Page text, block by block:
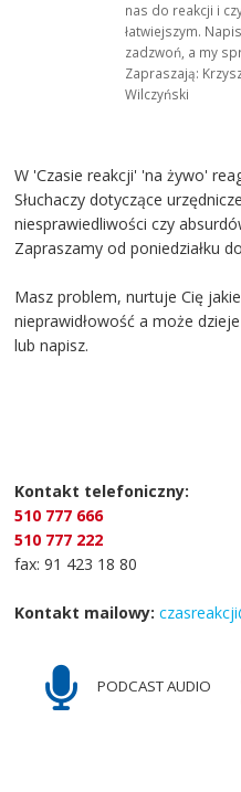
nas do reakcji i
łatwiejszym.
zadzwoń, a my
Zapraszają:
Wilczyński
W 'Czasie reakcji' 'na żywo'
Słuchaczy dotyczące
niesprawiedliwości czy
Zapraszamy od poniedziałku
Masz problem, nurtuje Cię
nieprawidłowość a może
lub napisz.
Kontakt telefoniczny:
510 777 666
510 777 222
fax: 91 423 18 80
Kontakt mailowy:
PODCAST AUDIO